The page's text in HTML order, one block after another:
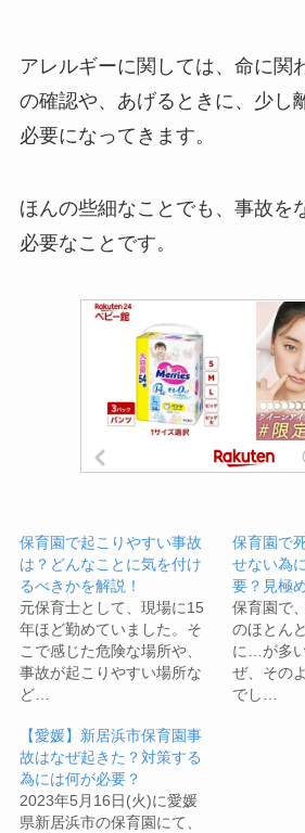
アレルギーに関しては、命に関
の確認や、あげるときに、少し
必要になってきます。
ほんの些細なことでも、事故を
必要なことです。
保育園で起こりやすい事故
は？どんなことに気を付け
るべきかを解説！
元保育士として、現場に15
年ほど勤めていました。そ
こで感じた危険な場所や、
事故が起こりやすい場所な
ど…
保育園で
せない為
要？見極
保育園で
のほとん
に…が多
ぜ、その
でし…
【愛媛】新居浜市保育園事
故はなぜ起きた？対策する
為には何が必要？
2023年5月16日(火)に愛媛
県新居浜市の保育園にて、